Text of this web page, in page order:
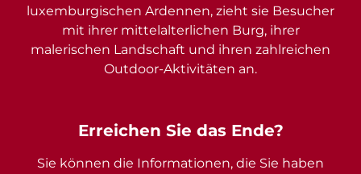
Erreichen Sie das Ende?
Sie können die Informationen, die Sie haben
luxemburgischen Ardennen, zieht sie Besucher
mit ihrer mittelalterlichen Burg, ihrer
malerischen Landschaft und ihren zahlreichen
Outdoor-Aktivitäten an.